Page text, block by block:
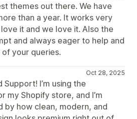
themes out there. We have
than a year. It works very
it and we love it. Also the
and always eager to help and
your queries.
Oct 28, 2025
I’m using the
my Shopify store, and I’m
by how clean, modern, and